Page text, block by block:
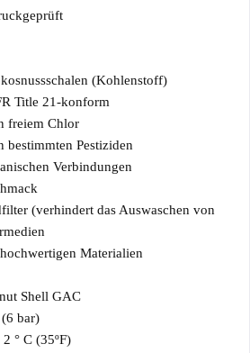
(Kohlenstoff)
Title 21-konform
freiem Chlor
Pestiziden
Verbindungen
(verhindert das Auswaschen von
Materialien
Shell GAC
bar)
° C (35ºF)